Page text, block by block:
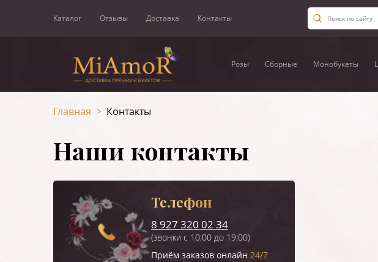
Каталог Отзывы Доставка Контакты
Розы Сборные Монобукеты
Главная > Контакты
Наши контакты
Телефон
8 927 320 02 34
(звонки с 10:00 до 19:00)
Приём заказов онлайн 24/7